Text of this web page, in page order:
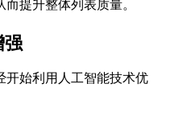
提升整体列表质量。
强
开始利用人工智能技术优